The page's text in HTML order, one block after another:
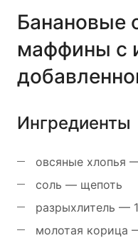
Банановые
маффины с
Ингредиенты
овсяные хлопья
соль — щепоть
разрыхлитель —
молотая корица